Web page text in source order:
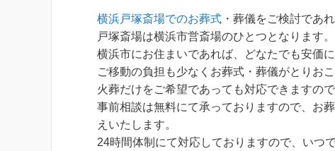
横浜戸塚斎場でのお葬式 ・葬儀をご検討であ
戸塚斎場は横浜市営斎場のひとつとなります。
横浜市にお住まいであれば、どなたでも安価
ご移動の負担も少なくお葬式・葬儀がとりおこ
火葬だけをご希望であっても対応できますの
事前相談は無料にて承っておりますので、お
えいたします。
24時間体制にて対応しておりますので、いつ